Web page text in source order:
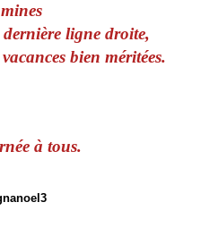
ligne droite,
bien méritées.
à tous.